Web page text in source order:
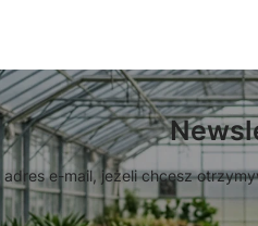
adres e-mail, jeżeli chcesz